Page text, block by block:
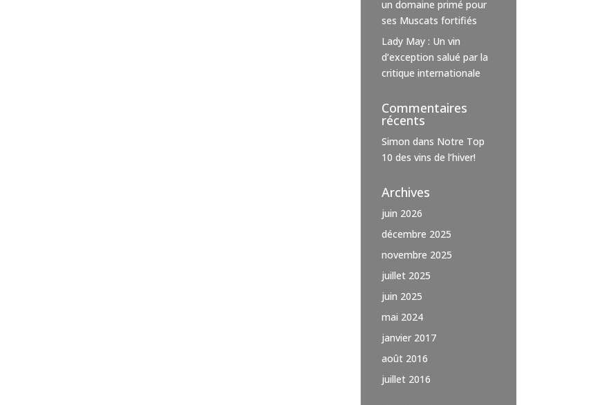
un domaine primé pour
ses Muscats fortifiés
Lady May : Un vin
d’exception salué par la
critique internationale
Commentaires
récents
Simon dans Notre Top
10 des vins de l’hiver!
Archives
juin 2026
décembre 2025
novembre 2025
juillet 2025
juin 2025
mai 2024
janvier 2017
août 2016
juillet 2016